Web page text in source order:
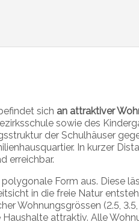
sich an attraktiver
sowie des
der Schulhäuser
In kurzer
erreichbar.
Form aus. Diese
in die freie Natur
Wohnungsgrössen (2.5,
attraktiv. Alle